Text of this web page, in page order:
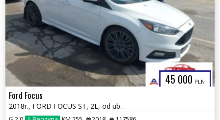
45 000 PLN
Ford Focus
2018r., FORD FOCUS ST, 2L, od ubezpieczalni